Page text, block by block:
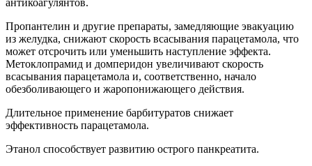
антикоагулянтов.
Пропантелин и другие препараты, замедляющие эвакуацию
из желудка, снижают скорость всасывания парацетамола, что
может отсрочить или уменьшить наступление эффекта.
Метоклопрамид и домперидон увеличивают скорость
всасывания парацетамола и, соответственно, начало
обезболивающего и жаропонижающего действия.
Длительное применение барбитуратов снижает
эффективность парацетамола.
Этанол способствует развитию острого панкреатита.